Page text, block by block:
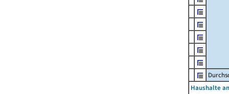
Haushalte